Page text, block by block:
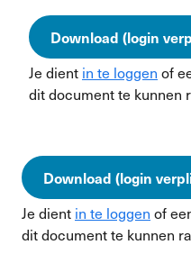
Download (login
Je dient in te loggen of
dit document te kunnen
Download (login
Je dient in te loggen of
dit document te kunnen